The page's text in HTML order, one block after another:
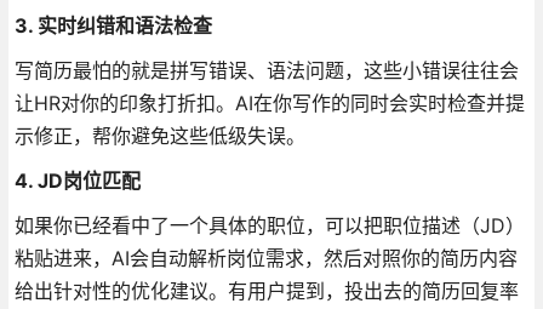
3. 实时纠错和语法检查
写简历最怕的就是拼写错误、语法问题，这些小错误往往会
让HR对你的印象打折扣。AI在你写作的同时会实时检查并提
示修正，帮你避免这些低级失误。
4. JD岗位匹配
如果你已经看中了一个具体的职位，可以把职位描述（JD）
粘贴进来，AI会自动解析岗位需求，然后对照你的简历内容
给出针对性的优化建议。有用户提到，投出去的简历回复率